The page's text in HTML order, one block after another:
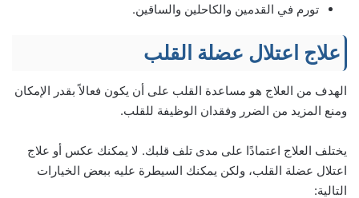
تورم في القدمين والكاحلين والساقين.
علاج اعتلال عضلة القلب
الهدف من العلاج هو مساعدة القلب على أن يكون فعالاً بقدر الإمكان
ومنع المزيد من الضرر وفقدان الوظيفة للقلب.
يختلف العلاج اعتمادًا على مدى تلف قلبك. لا يمكنك عكس أو علاج
اعتلال عضلة القلب، ولكن يمكنك السيطرة عليه ببعض الخيارات
التالية: